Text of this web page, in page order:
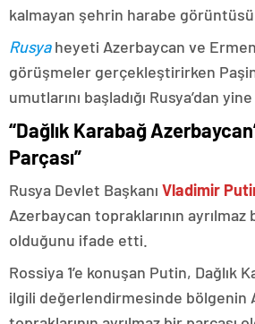
kalmayan şehrin harabe
Rusyaheyeti Azerbaycan ve
görüşmeler gerçekleştirirken
umutlarını başladığı Rusya’dan
“Dağlık Karabağ
Parçası”
Rusya Devlet Başkanı Vladimir
Azerbaycan topraklarının ayrılmaz
olduğunu ifade etti.
Rossiya 1’e konuşan Putin, Dağlık
ilgili değerlendirmesinde bölgenin